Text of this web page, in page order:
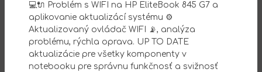
💻🔌 Problém s WIFI na HP EliteBook 845 G7 a
aplikovanie aktualizácí systému ⚙️
Aktualizovaný ovládač WIFI 📡, analýza
problému, rýchla oprava. UP TO DATE
aktualizácie pre všetky komponenty v
notebooku pre správnu funkčnosť a svižnosť